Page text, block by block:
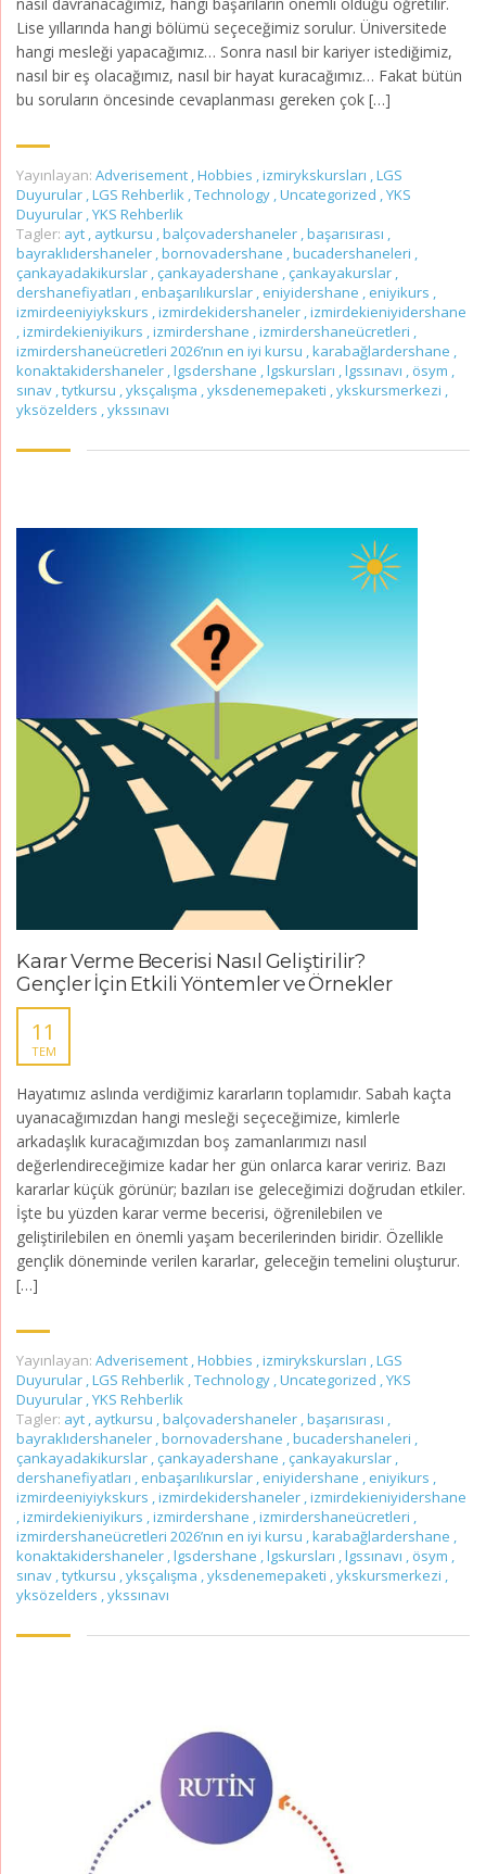
Lise yıllarında hangi bölümü seçeceğimiz sorulur. Üniversitede
hangi mesleği yapacağımız… Sonra nasıl bir kariyer istediğimiz,
nasıl bir eş olacağımız, nasıl bir hayat kuracağımız… Fakat bütün
bu soruların öncesinde cevaplanması gereken çok […]
Yayınlayan: Adverisement ,Hobbies ,izmirykskursları ,LGS
Duyurular ,LGS Rehberlik ,Technology ,Uncategorized ,YKS
Duyurular ,YKS Rehberlik
Tagler: ayt , aytkursu ,balçovadershaneler ,başarısırası ,
bayraklıdershaneler ,bornovadershane ,bucadershaneleri ,
çankayadakikurslar , çankayadershane , çankayakurslar ,
dershanefiyatları , enbaşarılıkurslar , eniyidershane , eniyikurs ,
izmirdeeniyiykskurs ,izmirdekidershaneler ,izmirdekieniyidershane
,izmirdekieniyikurs ,izmirdershane ,izmirdershaneücretleri ,
izmirdershaneücretleri 2026’nın en iyi kursu ,karabağlardershane ,
konaktakidershaneler ,lgsdershane ,lgskursları ,lgssınavı , ösym ,
sınav ,tytkursu ,yksçalışma ,yksdenemepaketi ,ykskursmerkezi ,
yksözelders ,ykssınavı
Karar Verme Becerisi Nasıl Geliştirilir?
Gençler İçin Etkili Yöntemler ve Örnekler
11
TEM
Hayatımız aslında verdiğimiz kararların toplamıdır. Sabah kaçta
uyanacağımızdan hangi mesleği seçeceğimize, kimlerle
arkadaşlık kuracağımızdan boş zamanlarımızı nasıl
değerlendireceğimize kadar her gün onlarca karar veririz. Bazı
kararlar küçük görünür; bazıları ise geleceğimizi doğrudan etkiler.
İşte bu yüzden karar verme becerisi, öğrenilebilen ve
geliştirilebilen en önemli yaşam becerilerinden biridir. Özellikle
gençlik döneminde verilen kararlar, geleceğin temelini oluşturur.
[…]
Yayınlayan: Adverisement ,Hobbies ,izmirykskursları ,LGS
Duyurular ,LGS Rehberlik ,Technology ,Uncategorized ,YKS
Duyurular ,YKS Rehberlik
Tagler: ayt , aytkursu ,balçovadershaneler ,başarısırası ,
bayraklıdershaneler ,bornovadershane ,bucadershaneleri ,
çankayadakikurslar , çankayadershane , çankayakurslar ,
dershanefiyatları , enbaşarılıkurslar , eniyidershane , eniyikurs ,
izmirdeeniyiykskurs ,izmirdekidershaneler ,izmirdekieniyidershane
,izmirdekieniyikurs ,izmirdershane ,izmirdershaneücretleri ,
izmirdershaneücretleri 2026’nın en iyi kursu ,karabağlardershane ,
konaktakidershaneler ,lgsdershane ,lgskursları ,lgssınavı , ösym ,
sınav ,tytkursu ,yksçalışma ,yksdenemepaketi ,ykskursmerkezi ,
yksözelders ,ykssınavı